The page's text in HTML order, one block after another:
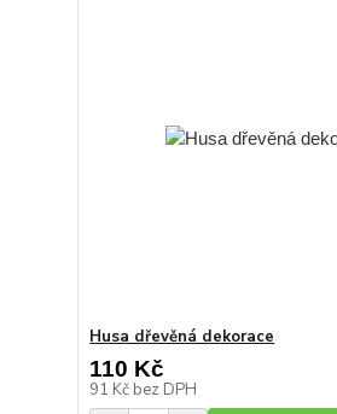
Husa dřevěná dekorace
110 Kč
91 Kč bez DPH